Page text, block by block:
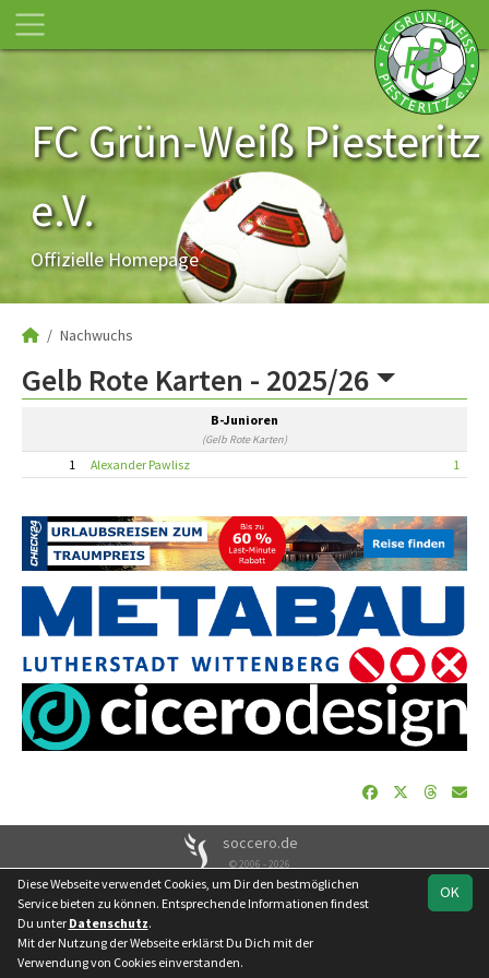
FC Grün-Weiß Piesteritz
e.V.
Offizielle Homepage
Nachwuchs
Gelb Rote Karten - 2025/26
B-Junioren
(Gelb Rote Karten)
1 Alexander Pawlisz 1
soccero.de
© 2006 - 2026
Besucherstatistik Geburtstage Impressum
DatenschutzOK
Diese Webseite verwendet Cookies, um Dir den bestmöglichen
Service bieten zu können. Entsprechende Informationen findest
Du unter Datenschutz.
Mit der Nutzung der Webseite erklärst Du Dich mit der
Verwendung von Cookies einverstanden.